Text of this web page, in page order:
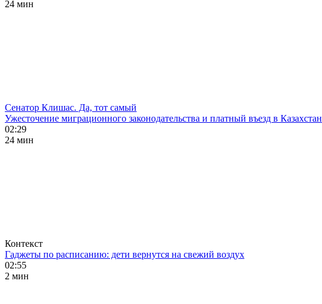
24 мин
Сенатор Клишас. Да, тот самый
Ужесточение миграционного законодательства и платный въезд в Казахстан
02:29
24 мин
Контекст
Гаджеты по расписанию: дети вернутся на свежий воздух
02:55
2 мин